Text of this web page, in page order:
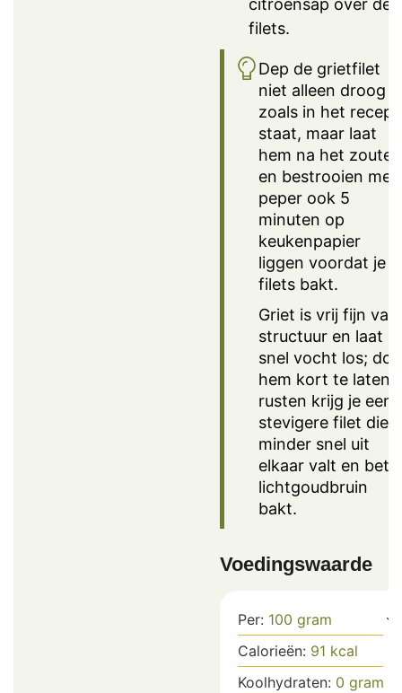
citroensap over de
filets.
Dep de grietfilet
niet alleen droog
zoals in het recept
staat, maar laat
hem na het zouten
en bestrooien met
peper ook 5
minuten op
keukenpapier
liggen voordat je
filets bakt.
Griet is vrij fijn van
structuur en laat
snel vocht los;
hem kort te laten
rusten krijg je een
stevigere filet die
minder snel uit
elkaar valt en
lichtgoudbruin
bakt.
Voedingswaarde
Per: 100 gram
Calorieën: 91 kcal
Koolhydraten: 0 gram